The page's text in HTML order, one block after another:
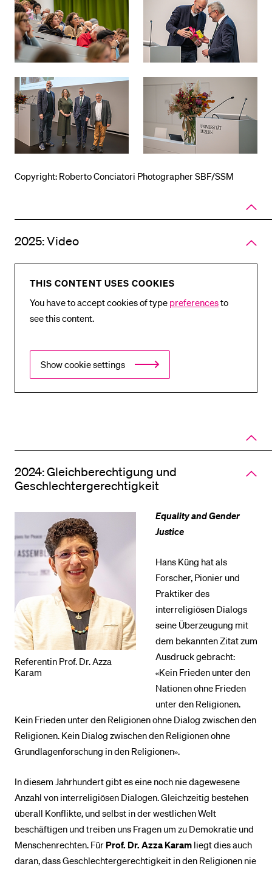
Copyright: Roberto Conciatori Photographer SBF/SSM
Close
panel
of
2025: Video
THIS CONTENT USES COOKIES
You have to accept cookies of type preferencesto
see this content.
Show cookie settings
Close
panel
of
2024: Gleichberechtigung und
Geschlechtergerechtigkeit
Referentin Prof. Dr. Azza
Karam
Equality and Gender
Justice
Hans Küng hat als
Forscher, Pionier und
Praktiker des
interreligiösen Dialogs
seine Überzeugung mit
dem bekannten Zitat zum
Ausdruck gebracht:
«Kein Frieden unter den
Nationen ohne Frieden
unter den Religionen.
Kein Frieden unter den Religionen ohne Dialog zwischen den
Religionen. Kein Dialog zwischen den Religionen ohne
Grundlagenforschung in den Religionen».
In diesem Jahrhundert gibt es eine noch nie dagewesene
Anzahl von interreligiösen Dialogen. Gleichzeitig bestehen
überall Konflikte, und selbst in der westlichen Welt
beschäftigen und treiben uns Fragen um zu Demokratie und
Menschenrechten. Für Prof. Dr. Azza Karam liegt dies auch
daran, dass Geschlechtergerechtigkeit in den Religionen nie